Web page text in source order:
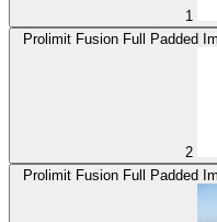
1
Prolimit Fusion Full Padded
2
Prolimit Fusion Full Padded